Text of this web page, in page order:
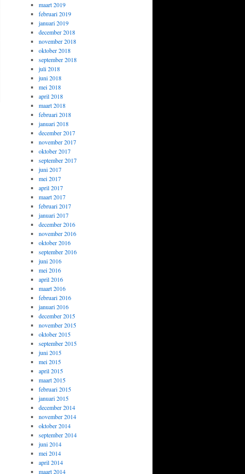
maart 2019
februari 2019
januari 2019
december 2018
november 2018
oktober 2018
september 2018
juli 2018
juni 2018
mei 2018
april 2018
maart 2018
februari 2018
januari 2018
december 2017
november 2017
oktober 2017
september 2017
juni 2017
mei 2017
april 2017
maart 2017
februari 2017
januari 2017
december 2016
november 2016
oktober 2016
september 2016
juni 2016
mei 2016
april 2016
maart 2016
februari 2016
januari 2016
december 2015
november 2015
oktober 2015
september 2015
juni 2015
mei 2015
april 2015
maart 2015
februari 2015
januari 2015
december 2014
november 2014
oktober 2014
september 2014
juni 2014
mei 2014
april 2014
maart 2014